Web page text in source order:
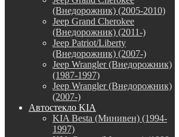
(Внедорожник) (2005-2010)
Jeep Grand Cherokee
(Внедорожник) (2011-)
Jeep Patriot/Liberty
(Внедорожник) (2007-)
Jeep Wrangler (Внедорожник)
(1987-1997)
Jeep Wrangler (Внедорожник)
(2007-)
Автостекло KIA
KIA Besta (Минивен) (1994-
1997)